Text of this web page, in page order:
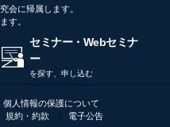
会に帰属します。
す。
セミナー・Webセミナ
ー
を探す、申し込む
個人情報の保護について
規約・約款 電子公告